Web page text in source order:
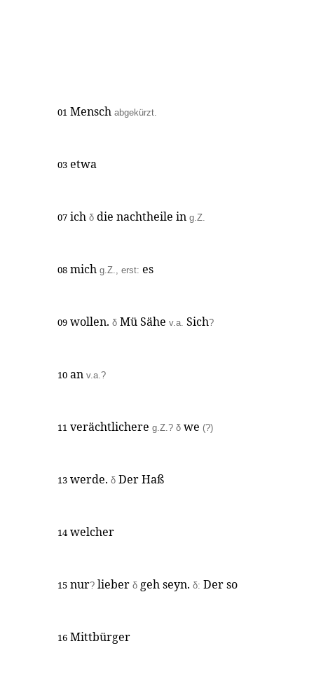
01 Mensch abgekürzt.
03 etwa
07 ich δ die nachtheile in g.Z.
08 mich g.Z., erst: es
09 wollen. δ Mü Sähe v.a. Sich?
10 an v.a.?
11 verächtlichere g.Z.? δ we (?)
13 werde. δ Der Haß
14 welcher
15 nur? lieber δ geh seyn. δ: Der so
16 Mittbürger